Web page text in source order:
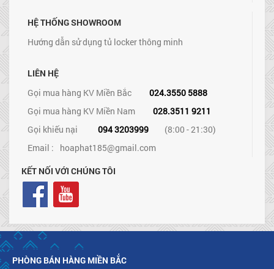
HỆ THỐNG SHOWROOM
Hướng dẫn sử dụng tủ locker thông minh
LIÊN HỆ
Gọi mua hàng KV Miền Bắc
024.3550 5888
Gọi mua hàng KV Miền Nam
028.3511 9211
Gọi khiếu nại
094 3203999
(8:00 - 21:30)
Email : hoaphat185@gmail.com
KẾT NỐI VỚI CHÚNG TÔI
PHÒNG BÁN HÀNG MIỀN BẮC